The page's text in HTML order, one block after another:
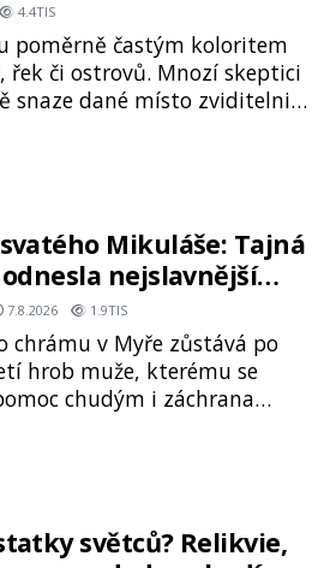
4.4TIS
poměrně častým koloritem
řek či ostrovů. Mnozí skeptici
snaze dané místo zviditelnit
pozornost záhadám
Mikuláše: Tajná
nejslavnější
7.8.2026 1.9TIS
chrámu v Myře zůstává po
hrob muže, kterému se
chudým i záchrana
Pak ale přichází rok 1087 a
v dějiště podivné noční
záchrana před
světců? Relikvie,